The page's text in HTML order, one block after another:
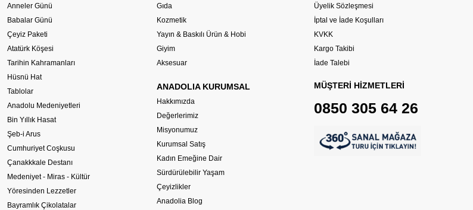
Anneler Günü
Babalar Günü
Çeyiz Paketi
Atatürk Köşesi
Tarihin Kahramanları
Hüsnü Hat
Tablolar
Anadolu Medeniyetleri
Bin Yıllık Hasat
Şeb-i Arus
Cumhuriyet Coşkusu
Çanakkkale Destanı
Medeniyet - Miras - Kültür
Yöresinden Lezzetler
Bayramlık Çikolatalar
Gıda
Kozmetik
Yayın & Baskılı Ürün & Hobi
Giyim
Aksesuar
ANADOLIA KURUMSAL
Hakkımızda
Değerlerimiz
Misyonumuz
Kurumsal Satış
Kadın Emeğine Dair
Sürdürülebilir Yaşam
Çeyizlikler
Anadolia Blog
Üyelik Sözleşmesi
İptal ve İade Koşulları
KVKK
Kargo Takibi
İade Talebi
MÜŞTERİ HİZMETLERİ
0850 305 64 26